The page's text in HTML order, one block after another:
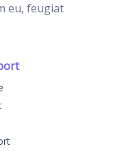
eu, feugiat